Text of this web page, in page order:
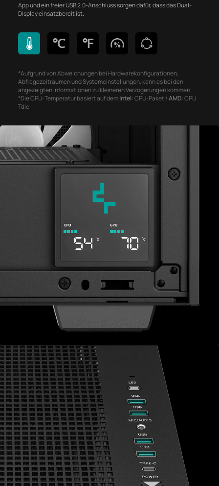
App und ein freier USB 2.0-Anschluss sorgen dafür, dass das Dual-
Display einsatzbereit ist.
℃ ℉
*Aufgrund von Abweichungen bei Hardwarekonfigurationen,
Abfragezeiträumen und Systemeinstellungen, kann es bei den
angezeigten Informationen zu kleineren Verzögerungen kommen.
*Die CPU-Temperatur basiert auf demIntel: CPU-Paket /AMD: CPU
Tdie